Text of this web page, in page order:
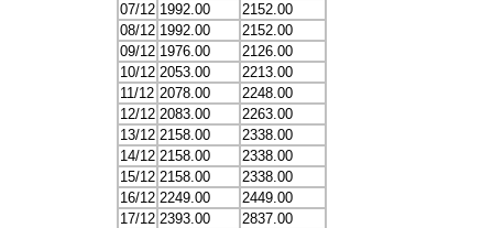
07/12 1992.00
2152.00
08/12 1992.00
2152.00
09/12 1976.00
2126.00
10/12 2053.00
2213.00
11/12 2078.00
2248.00
12/12 2083.00
2263.00
13/12 2158.00
2338.00
14/12 2158.00
2338.00
15/12 2158.00
2338.00
16/12 2249.00
2449.00
17/12 2393.00
2837.00